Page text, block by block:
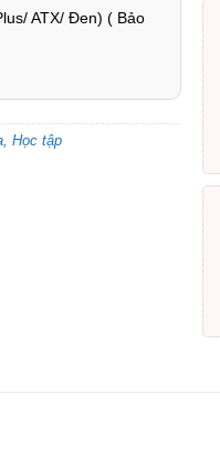
ATX/ Đen) ( Bảo
Học tập